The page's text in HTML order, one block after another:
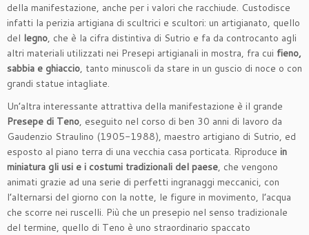
della manifestazione, anche per i valori che racchiude. Custodisce
infatti la perizia artigiana di scultrici e scultori: un artigianato, quello
del legno, che è la cifra distintiva di Sutrio e fa da controcanto agli
altri materiali utilizzati nei Presepi artigianali in mostra, fra cui fieno,
sabbia e ghiaccio, tanto minuscoli da stare in un guscio di noce o con
grandi statue intagliate.
Un’altra interessante attrattiva della manifestazione è il grande
Presepe di Teno, eseguito nel corso di ben 30 anni di lavoro da
Gaudenzio Straulino (1905-1988), maestro artigiano di Sutrio, ed
esposto al piano terra di una vecchia casa porticata. Riproduce in
miniatura gli usi e i costumi tradizionali del paese, che vengono
animati grazie ad una serie di perfetti ingranaggi meccanici, con
l’alternarsi del giorno con la notte, le figure in movimento, l’acqua
che scorre nei ruscelli. Più che un presepio nel senso tradizionale
del termine, quello di Teno è uno straordinario spaccato